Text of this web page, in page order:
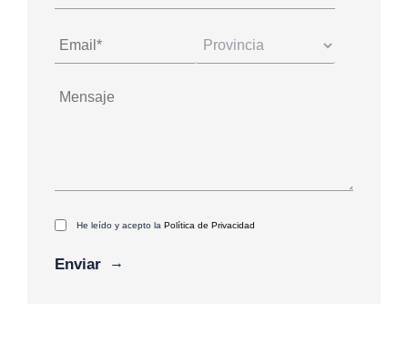
He leído y acepto la Política de Privacidad